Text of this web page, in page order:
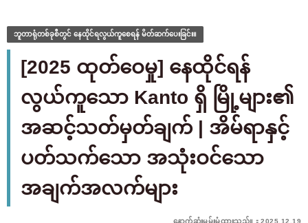
ဘူတာရုံတစ်ခုစီတွင် နေထိုင်ရလွယ်ကူစေရန် မိတ်ဆက်ပေးခြင်း။
[2025 ထုတ်ဝေမှု] နေထိုင်ရန်
လွယ်ကူသော Kanto ရှိ မြို့များ၏
အဆင့်သတ်မှတ်ချက် | အိမ်ရာနှင့်
ပတ်သက်သော အသုံးဝင်သော
အချက်အလက်များ
နောက်ဆုံးမွမ်းမံထားသည်။：2025.12.19